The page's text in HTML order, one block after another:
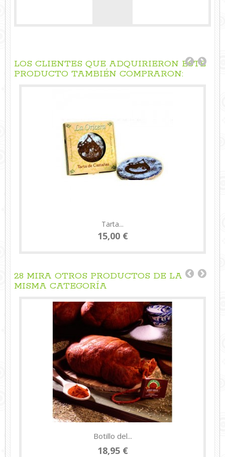
LOS CLIENTES QUE ADQUIRIERON ESTE
PRODUCTO TAMBIÉN COMPRARON:
Tarta...
15,00 €
28 MIRA OTROS PRODUCTOS DE LA
MISMA CATEGORÍA
Botillo del...
18,95 €